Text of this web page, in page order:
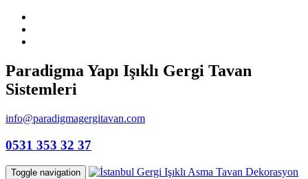
Paradigma Yapı Işıklı Gergi Tavan
Sistemleri
info@paradigmagergitavan.com
0531 353 32 37
Toggle navigation